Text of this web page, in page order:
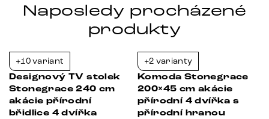
Naposledy procházené
produkty
+10 variant
Designový TV stolek
Stonegrace 240 cm
akácie přírodní
břidlice 4 dvířka
Bestseller
+2 varianty
Komoda Stonegrace
200×45 cm akácie
přírodní 4 dvířka s
přírodní hranou